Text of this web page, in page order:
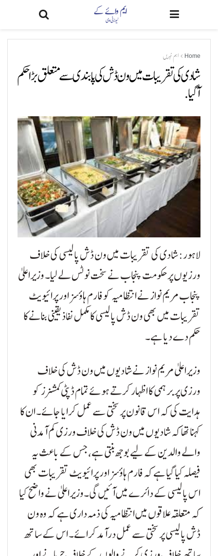
Home اہم خبریں
شادی کی تقریبات میں ون ڈش کی پابندی سے متعلق بڑا حکم
آگیا.
لاہور: شادی کی تقریبات میں ون ڈش پالیسی کی خلاف
ورزیوں پر حکومت پنجاب نے سخت نوٹس لے لیا۔ وزیراعلیٰ
پنجاب مریم نواز نے انتظامیہ کو فارم ہاؤسز اور پرائیویٹ
تقریبات میں بھی ون ڈش پالیسی کا مکمل نفاذ یقینی بنانے کا
حکم دے دیا ہے۔
وزیراعلیٰ مریم نواز نے شادیوں میں ون ڈش کی خلاف
ورزی پر برہمی کا اظہار کرتے ہوئے تمام ڈپٹی کمشنرز کو
ہدایت کی کہ اس قانون پر سختی سے عمل کرایا جائے۔ ان کا
کہنا تھا کہ شادیوں میں ون ڈش کی خلاف ورزی کم آمدنی
والے والدین کے لیے بوجھ بنتی ہے، جس کے باعث یہ
فیصلہ کیا گیا ہے کہ فارم ہاؤسز اور پرائیویٹ تقریبات بھی
اس پالیسی کے دائرے میں آئیں گی۔وزیراعلیٰ نے واضح کیا
کہ متعلقہ علاقوں میں انتظامیہ کی ذمہ داری ہے کہ وہ ون
ڈش پالیسی پر سختی سے عمل درآمد کرائے۔ اس کے ساتھ